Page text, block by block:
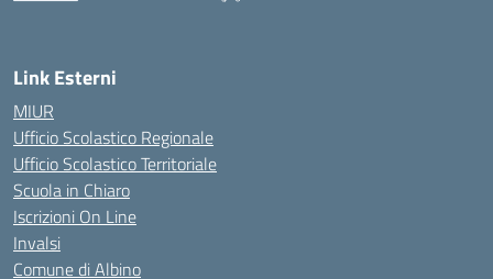
Link Esterni
MIUR
Ufficio Scolastico Regionale
Ufficio Scolastico Territoriale
Scuola in Chiaro
Iscrizioni On Line
Invalsi
Comune di Albino